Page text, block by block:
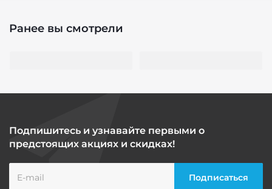
Ранее вы смотрели
Подпишитесь и узнавайте первыми о
предстоящих акциях и скидках!